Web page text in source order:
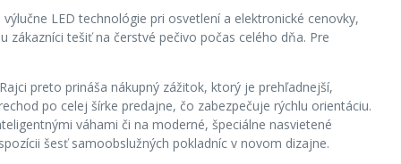
LED technológie pri osvetlení a elektronické cenovky,
tešiť na čerstvé pečivo počas celého dňa. Pre
preto prináša nákupný zážitok, ktorý je prehľadnejší,
po celej šírke predajne, čo zabezpečuje rýchlu orientáciu.
váhami či na moderné, špeciálne nasvietené
šesť samoobslužných pokladníc v novom dizajne.